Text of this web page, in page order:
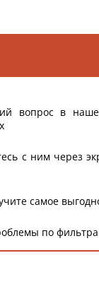
вопрос в
с ним через
самое
по